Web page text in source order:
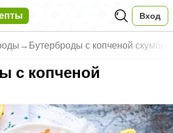
Вход
→ Бутерброды с копченой
с копченой